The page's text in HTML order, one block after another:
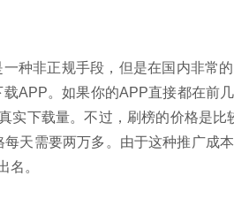
种非正规手段，但是在国内非常
APP。如果你的APP直接都在前
实下载量。不过，刷榜的价格是
天需要两万多。由于这种推广成
名。